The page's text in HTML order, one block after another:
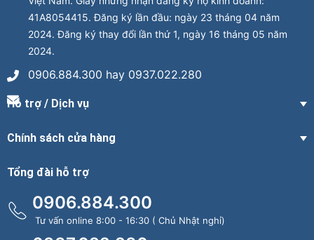
41A8054415. Đăng ký lần đầu: ngày 23 tháng 04 năm
2024. Đăng ký thay đổi lần thứ 1, ngày 16 tháng 05 năm
2024.
0906.884.300 hay 0937.022.280
Hỗ trợ / Dịch vụ
Chính sách cửa hàng
Tổng đài hỗ trợ
0906.884.300
Tư vấn online 8:00 - 16:30 ( Chủ Nhật nghỉ)